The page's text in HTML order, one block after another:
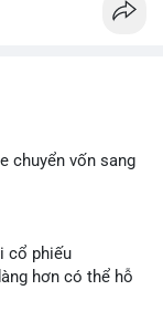
chuyển vốn sang
cổ phiếu
hơn có thể hỗ